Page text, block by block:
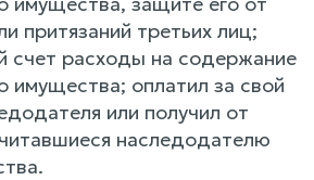
притязаний третьих лиц;
счет расходы на содержание
имущества; оплатил за свой
или получил от
наследодателю